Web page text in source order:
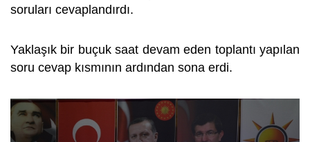
soruları cevaplandırdı.
Yaklaşık bir buçuk saat devam eden toplantı yapılan
soru cevap kısmının ardından sona erdi.